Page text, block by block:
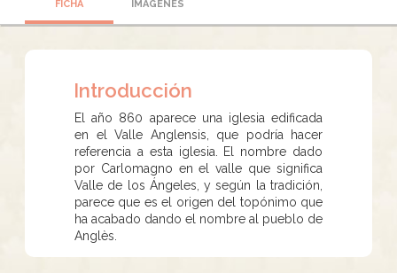
FICHA IMÁGENES
Introducción
El año 860 aparece una iglesia edificada
en el Valle Anglensis, que podría hacer
referencia a esta iglesia. El nombre dado
por Carlomagno en el valle que significa
Valle de los Ángeles, y según la tradición,
parece que es el origen del topónimo que
ha acabado dando el nombre al pueblo de
Anglès.